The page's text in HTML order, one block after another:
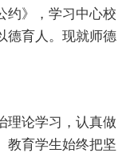
约》，学习中心校
德育人。现就师德
理论学习，认真做
教育学生始终把坚